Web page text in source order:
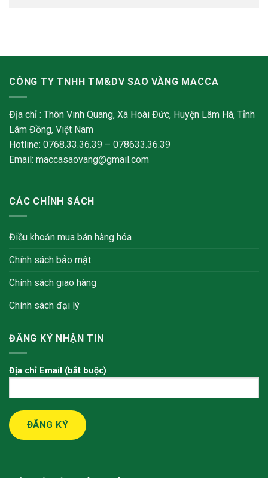
CÔNG TY TNHH TM&DV SAO VÀNG MACCA
Địa chỉ : Thôn Vinh Quang, Xã Hoài Đức, Huyện Lâm Hà, Tỉnh
Lâm Đồng, Việt Nam
Hotline: 0768.33.36.39 – 078633.36.39
Email: maccasaovang@gmail.com
CÁC CHÍNH SÁCH
Điều khoản mua bán hàng hóa
Chính sách bảo mật
Chính sách giao hàng
Chính sách đại lý
ĐĂNG KÝ NHẬN TIN
Địa chỉ Email (bắt buộc)